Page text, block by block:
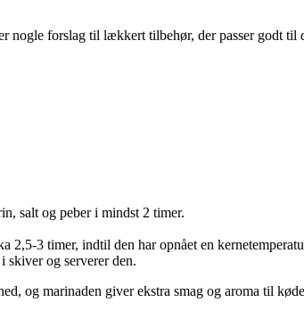
nogle forslag til lækkert tilbehør, der passer godt til
salt og peber i mindst 2 timer.
3 timer, indtil den har opnået en
og serverer den.
og marinaden giver ekstra smag og aroma til